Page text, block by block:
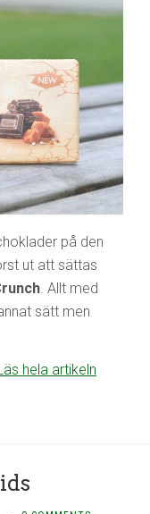
på den
ut att sättas
. Allt med
sätt men
hela artikeln